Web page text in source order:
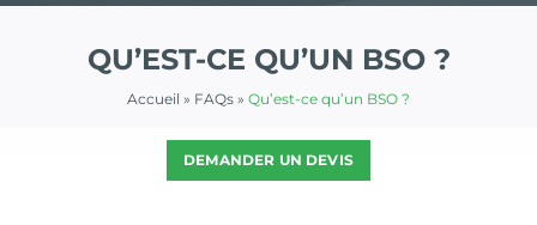
QU’EST-CE QU’UN BSO ?
Accueil » FAQs » Qu’est-ce qu’un BSO ?
DEMANDER UN DEVIS